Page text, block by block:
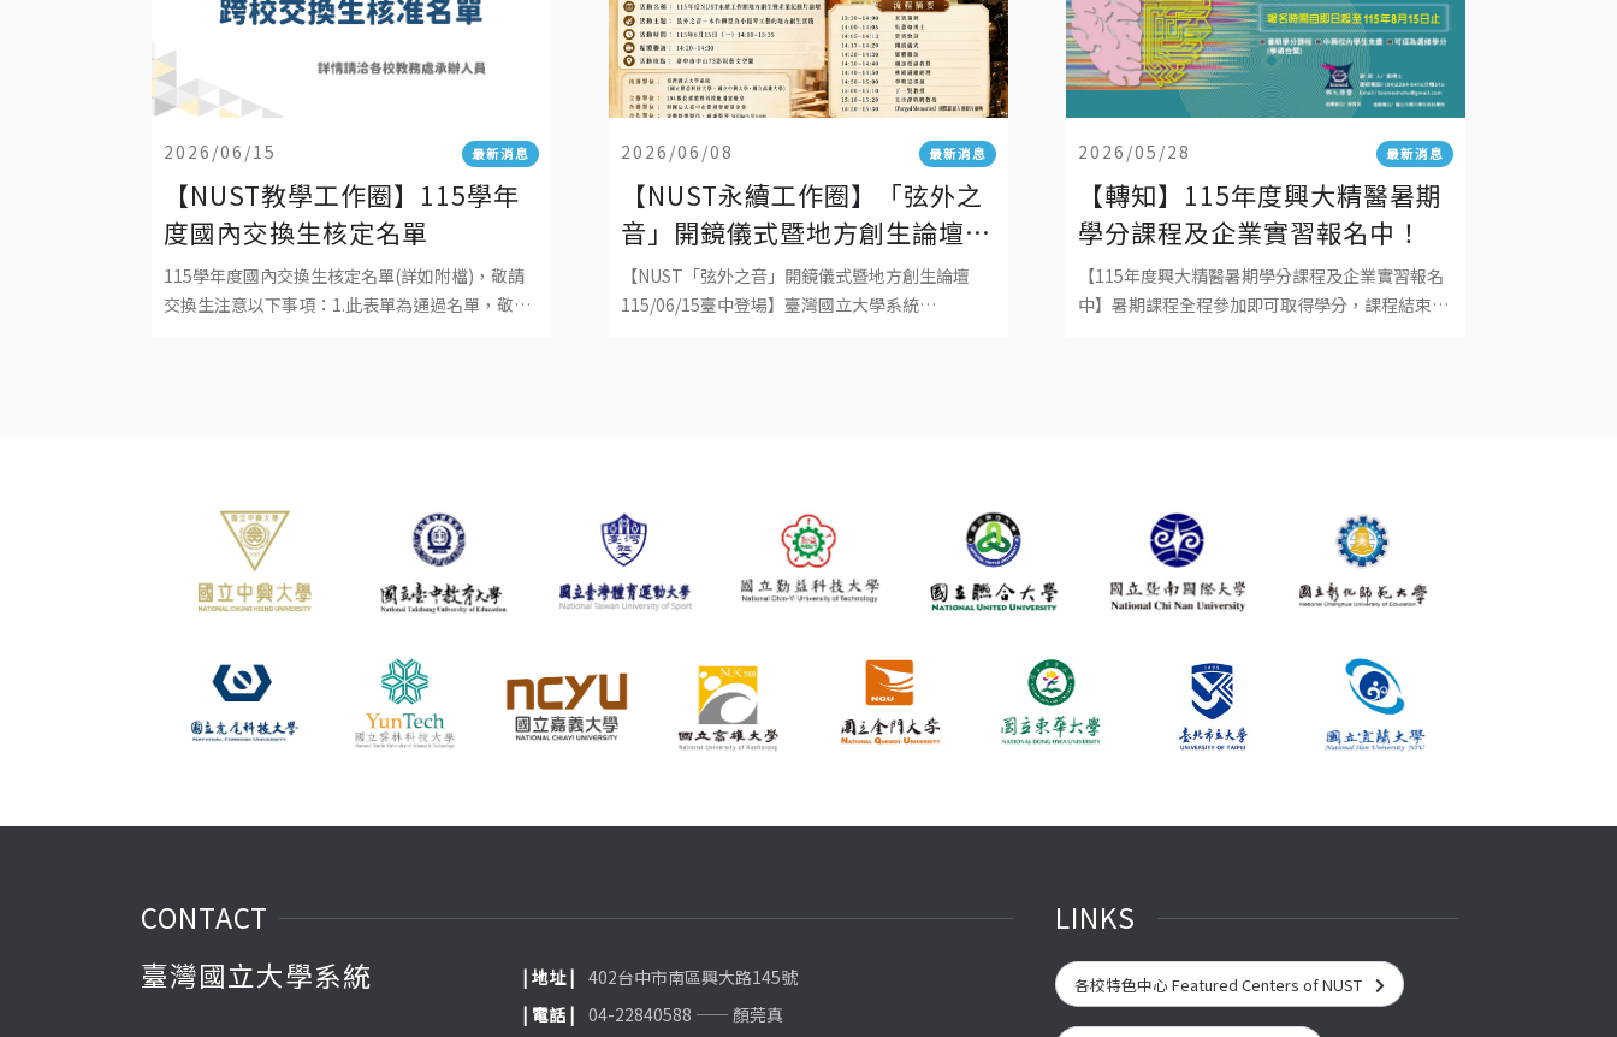
2026/06/15 最新消息
【NUST教學工作圈】115學年
度國內交換生核定名單
115學年度國內交換生核定名單(詳如附檔)，敬請
交換生注意以下事項：1.此表單為通過名單，敬請
2026/06/08 最新消息
【NUST永續工作圈】「弦外之
音」開鏡儀式暨地方創生論壇
115/06/15將在臺中登場！
【NUST「弦外之音」開鏡儀式暨地方創生論壇
115/06/15臺中登場】臺灣國立大學系統
2026/05/28 最新消息
【轉知】115年度興大精醫暑期
學分課程及企業實習報名中！
【115年度興大精醫暑期學分課程及企業實習報名
中】暑期課程全程參加即可取得學分，課程結束可
CONTACT
臺灣國立大學系統
| 地址 | 402台中市南區興大路145號
| 電話 | 04-22840588 —— 顏莞真
LINKS
各校特色中心 Featured Centers of NUST